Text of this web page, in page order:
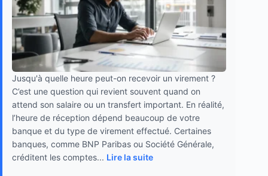
Jusqu'à quelle heure peut-on recevoir un virement ?
C’est une question qui revient souvent quand on
attend son salaire ou un transfert important. En réalité,
l’heure de réception dépend beaucoup de votre
banque et du type de virement effectué. Certaines
banques, comme BNP Paribas ou Société Générale,
créditent les comptes... Lire la suite